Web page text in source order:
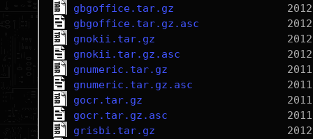
gbgoffice.tar.gz
gbgoffice.tar.gz.asc
gnokii.tar.gz
gnokii.tar.gz.asc
gnumeric.tar.gz
gnumeric.tar.gz.asc
gocr.tar.gz
gocr.tar.gz.asc
grisbi.tar.gz